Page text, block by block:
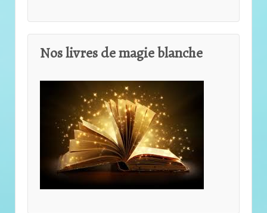
Nos livres de magie blanche